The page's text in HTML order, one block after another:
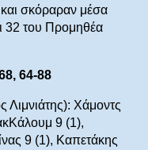
σκόραραν μέσα
32 του Προμηθέα
64-88
Λιμνιάτης): Χάμοντς
9 (1),
9 (1), Καπετάκης